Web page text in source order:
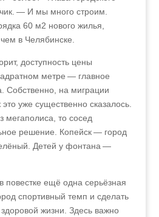
— И мы много строим.
60 м2 нового жилья,
в Челябинске.
доступность цены
метре — главное
Собственно, на миграции
уже существенно сказалось.
мегаполиса, то сосед
решение. Копейск — город
Детей у фонтана —
повестке ещё одна серьёзная
спортивный темп и сделать
жизни. Здесь важно